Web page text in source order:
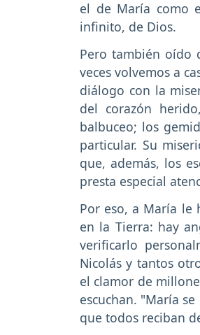
el de María como
infinito, de Dios.
Pero también oído
veces volvemos a
diálogo con la
del corazón
balbuceo; los
particular. Su
que, además, los
presta especial
Por eso, a María le
en la Tierra: hay
verificarlo
Nicolás y tantos
el clamor de
escuchan. "María
que todos reciban